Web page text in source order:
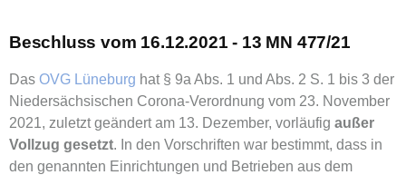
Beschluss vom 16.12.2021 - 13 MN 477/21
Das OVG Lüneburg hat § 9a Abs. 1 und Abs. 2 S. 1 bis 3 der
Niedersächsischen Corona-Verordnung vom 23. November
2021, zuletzt geändert am 13. Dezember, vorläufig außer
Vollzug gesetzt. In den Vorschriften war bestimmt, dass in
den genannten Einrichtungen und Betrieben aus dem